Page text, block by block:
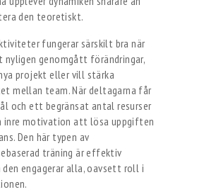
den teoretiskt.
fungerar särskilt bra när
genomgått förändringar,
projekt eller vill stärka
mellan team. När deltagarna får
och ett begränsat antal resurser
inre motivation att lösa uppgiften
Den här typen av
träning är effektiv
engagerar alla, oavsett roll i